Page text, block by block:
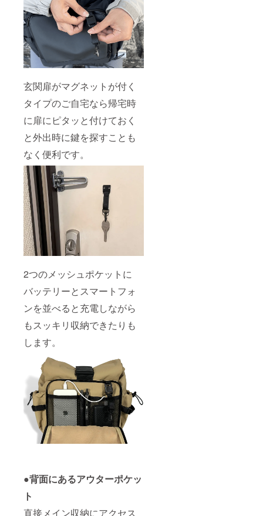
玄関扉がマグネットが付く
タイプのご自宅なら帰宅時
に扉にピタッと付けておく
と外出時に鍵を探すことも
なく便利です。
2つのメッシュポケットに
バッテリーとスマートフォ
ンを並べると充電しながら
もスッキリ収納できたりも
します。
●背面にあるアウターポケッ
ト
直接メイン収納にアクセス